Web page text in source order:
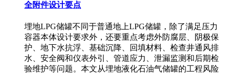
全附件设计要点
埋地LPG储罐不同于普通地上LPG储罐，除了满足压力
容器本体设计要求外，还要重点考虑外防腐层、阴极保
护、地下水抗浮、基础沉降、回填材料、检查井通风排
水、安全阀和仪表外引、管道应力、泄漏监测和后期检
验维护等问题。本文从埋地液化石油气储罐的工程风险